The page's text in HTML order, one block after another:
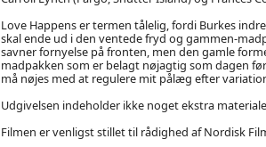
Love Happens er termen tålelig, fordi Burkes
skal ende ud i den ventede fryd og gammen-
savner fornyelse på fronten, men den gamle
madpakken som er belagt nøjagtig som dagen
må nøjes med at regulere mit pålæg efter
Udgivelsen indeholder ikke noget ekstra
Filmen er venligst stillet til rådighed af Nordisk